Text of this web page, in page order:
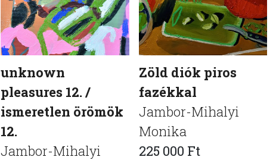
unknown
pleasures 12. /
ismeretlen örömök
12.
Jambor-Mihalyi
Zöld diók piros
fazékkal
Jambor-Mihalyi
Monika
225 000 Ft